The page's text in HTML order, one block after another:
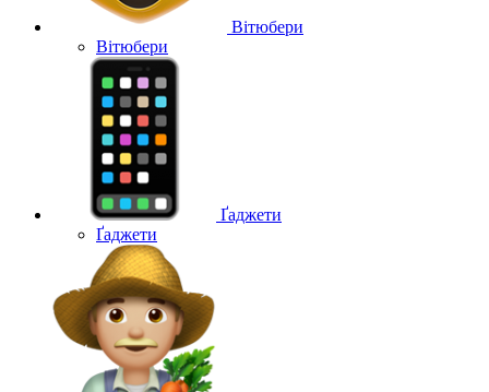
Вітюбери
Вітюбери
Ґаджети
Ґаджети